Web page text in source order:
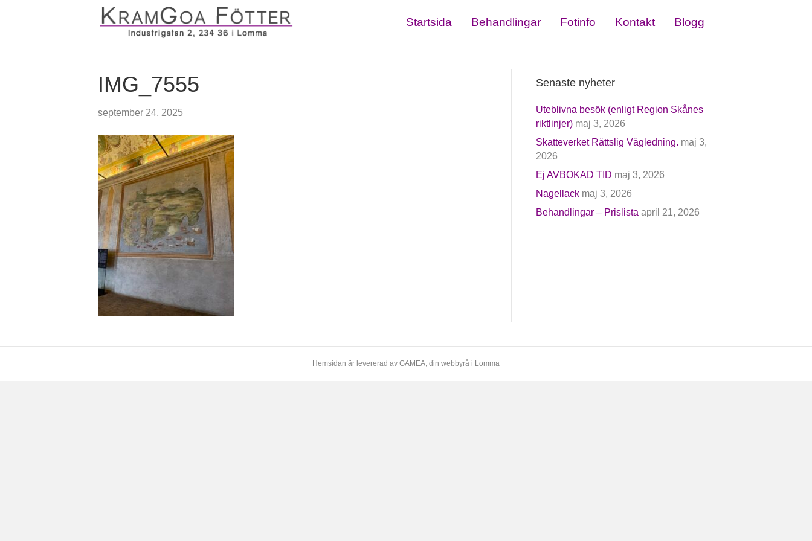
Startsida Behandlingar Fotinfo Kontakt Blogg
IMG_7555
september 24, 2025
Senaste nyheter
Uteblivna besök (enligt Region Skånes
riktlinjer) maj 3, 2026
Skatteverket Rättslig Vägledning. maj 3,
2026
Ej AVBOKAD TID maj 3, 2026
Nagellack maj 3, 2026
Behandlingar – Prislista april 21, 2026
Hemsidan är levererad av GAMEA, din webbyrå i Lomma